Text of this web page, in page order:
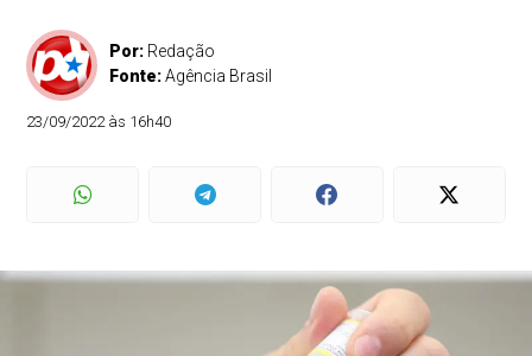
Por: Redação
Fonte:Agência Brasil
23/09/2022 às 16h40